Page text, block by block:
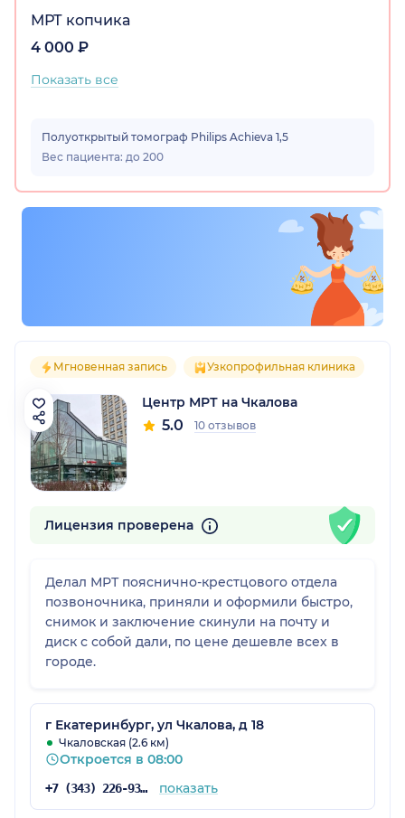
МРТ копчика
4 000 ₽
Показать все
Полуоткрытый томограф Philips Achieva 1,5
Вес пациента: до 200
Мгновенная запись Узкопрофильная клиника
Центр МРТ на Чкалова
5.0 10 отзывов
Лицензия проверена
Делал МРТ пояснично-крестцового отдела
позвоночника, приняли и оформили быстро,
снимок и заключение скинули на почту и
диск с собой дали, по цене дешевле всех в
городе.
г Екатеринбург, ул Чкалова, д 18
Чкаловская (2.6 км)
Откроется в 08:00
+7 (343) 226-93-81 показать